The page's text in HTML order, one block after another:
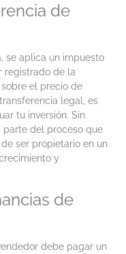
de
se aplica un impuesto
registrado de la
el precio de
legal, es
tu inversión. Sin
parte del proceso que
ser propietario en un
y
de
debe pagar un